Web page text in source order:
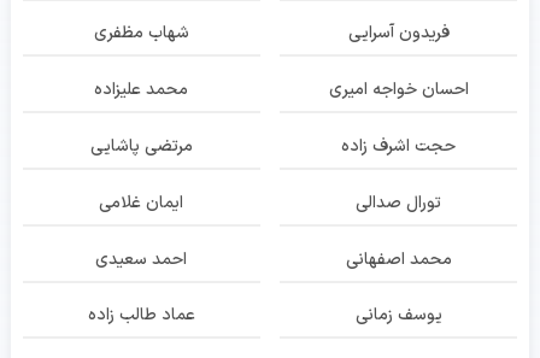
فریدون آسرایی شهاب مظفری
احسان خواجه امیری محمد علیزاده
حجت اشرف زاده مرتضی پاشایی
تورال صدالی ایمان غلامی
محمد اصفهانی احمد سعیدی
یوسف زمانی عماد طالب زاده